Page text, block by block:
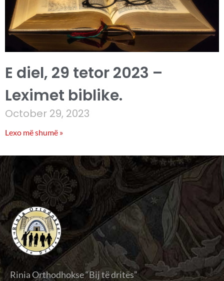
E diel, 29 tetor 2023 –
Leximet biblike.
October 29, 2023
Lexo më shumë »
Rinia Orthodhokse “Bij të dritës”